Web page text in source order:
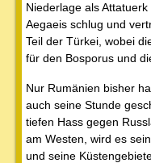
Niederlage als
Aegaeis schlug und
Teil der Türkei, wobei
für den Bosporus und
Nur Rumänien bisher
auch seine Stunde
tiefen Hass gegen
am Westen, wird es
und seine